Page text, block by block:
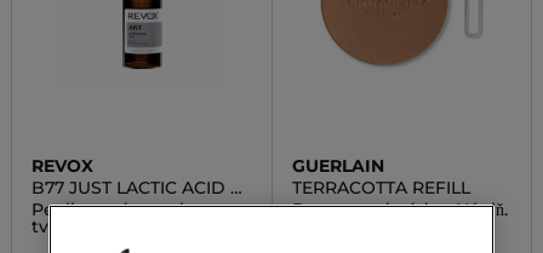
REVOX
B77 JUST LACTIC ACID +
HA
Peelingový roztok na
tvár a krk
GUERLAIN
TERRACOTTA REFILL
Bronzovací púder. Náplň.